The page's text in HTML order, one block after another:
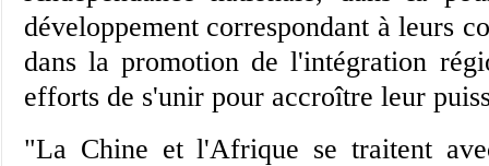
développement correspondant à leurs
dans la promotion de l'intégration
efforts de s'unir pour accroître leur
"La Chine et l'Afrique se traitent